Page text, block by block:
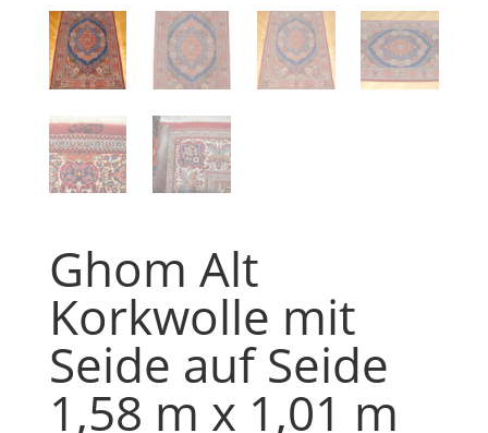
Ghom Alt
Korkwolle mit
Seide auf Seide
1,58 m x 1,01 m